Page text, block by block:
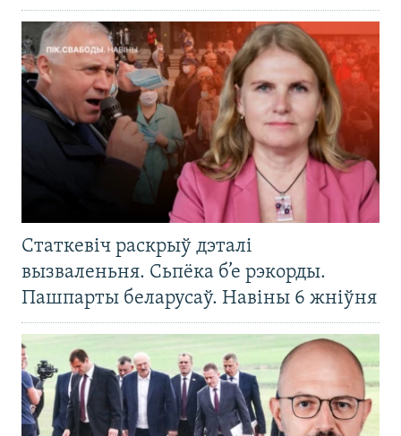
Статкевіч раскрыў дэталі
вызваленьня. Сьпёка б’е рэкорды.
Пашпарты беларусаў. Навіны 6 жніўня